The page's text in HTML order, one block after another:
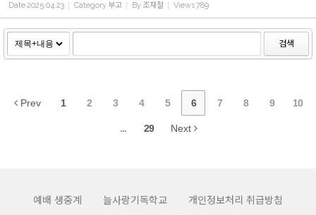
Date2025.04.23 Category 부고 By 조재철 Views789
검색
Prev 1 2 3 4 5 6 7 8 9 10
... 29 Next
예배 생중계 늘사랑기독학교
개인정보처리 취급방침